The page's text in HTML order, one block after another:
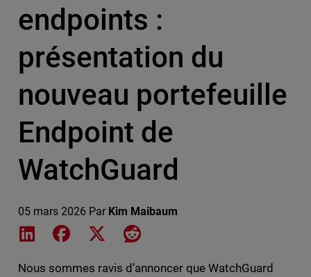
endpoints :
présentation du
nouveau portefeuille
Endpoint de
WatchGuard
05 mars 2026 Par Kim Maibaum
Share on LinkedIn
Share on Facebook
Share on XShare on Reddit
Nous sommes ravis d’annoncer que WatchGuard